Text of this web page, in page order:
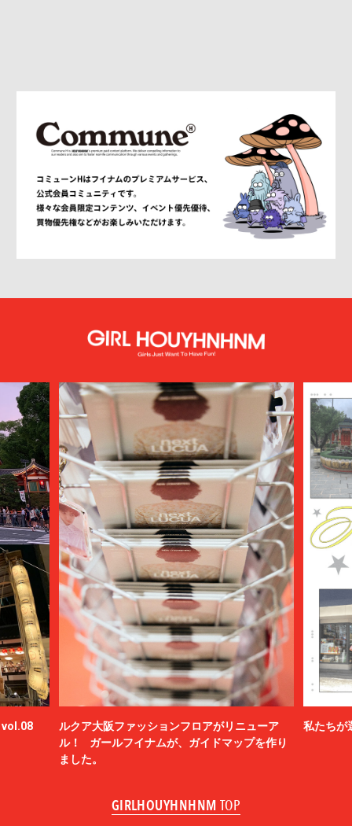
vol.08
ルクア大阪ファッションフロアがリニューア
ル！ ガールフイナムが、ガイドマップを作り
ました。
私たちが
GIRLHOUYHNHNM TOP